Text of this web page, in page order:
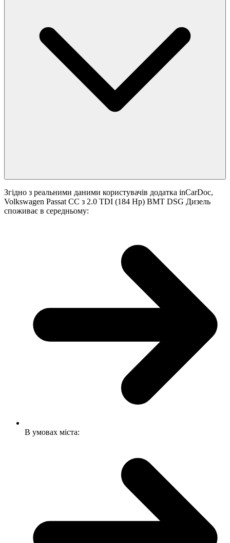
Згідно з реальними даними користувачів додатка inCarDoc,
Volkswagen Passat CC з 2.0 TDI (184 Hp) BMT DSG Дизель
споживає в середньому:
В умовах міста: